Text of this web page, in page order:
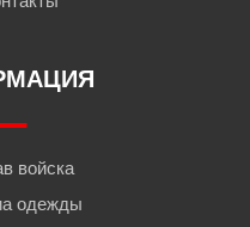
войска
одежды